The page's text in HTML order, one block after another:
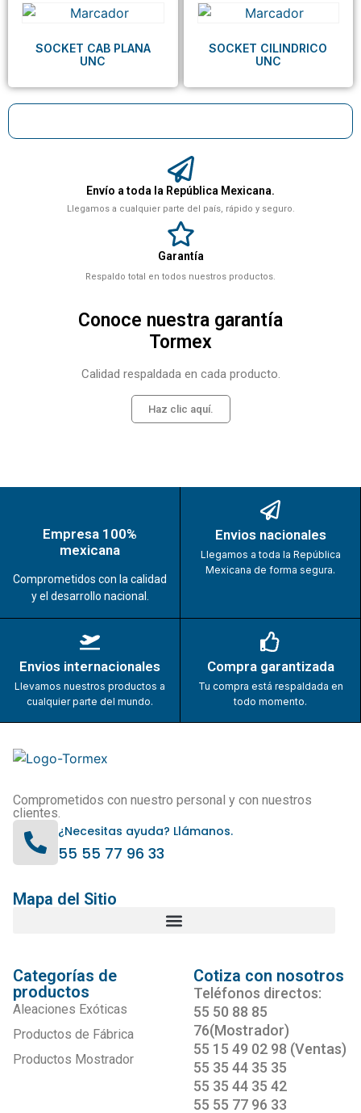
Envío a toda la República Mexicana.
Llegamos a cualquier parte del país, rápido y seguro.
Garantía
Respaldo total en todos nuestros productos.
Conoce nuestra garantía
Tormex
Calidad respaldada en cada producto.
Haz clic aquí.
SOCKET CAB PLANA
UNC
SOCKET CILINDRICO
UNC
Empresa 100%
mexicana
Comprometidos con la calidad
y el desarrollo nacional.
Envios nacionales
Llegamos a toda la República
Mexicana de forma segura.
Envios internacionales
Llevamos nuestros productos a
cualquier parte del mundo.
Compra garantizada
Tu compra está respaldada en
todo momento.
Comprometidos con nuestro personal y con nuestros
clientes.
¿Necesitas ayuda? Llámanos.
55 55 77 96 33
Mapa del Sitio
Categorías de
productos
Aleaciones Exóticas
Productos de Fábrica
Productos Mostrador
Cotiza con nosotros
Teléfonos directos:
55 50 88 85
76(Mostrador)
55 15 49 02 98 (Ventas)
55 35 44 35 35
55 35 44 35 42
55 55 77 96 33